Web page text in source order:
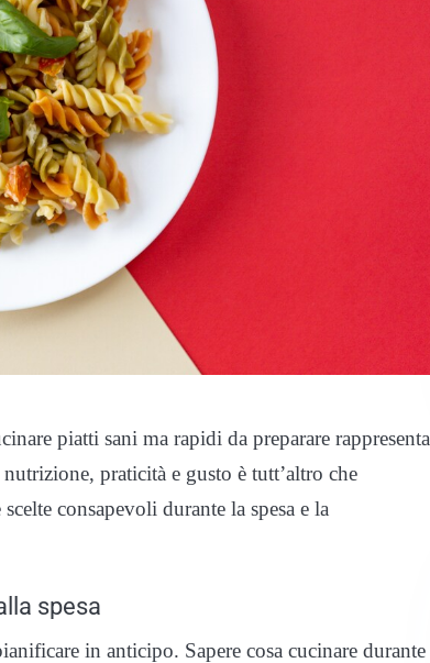
piatti sani ma rapidi da preparare rappresenta
praticità e gusto è tutt’altro che
consapevoli durante la spesa e la
spesa
in anticipo. Sapere cosa cucinare durante